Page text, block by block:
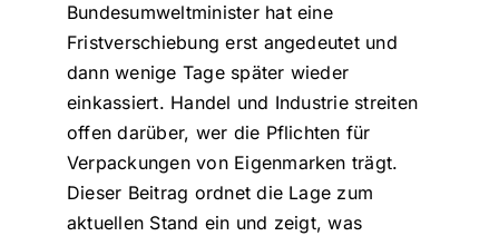
Bundesumweltminister hat eine
Fristverschiebung erst angedeutet und
dann wenige Tage später wieder
einkassiert. Handel und Industrie streiten
offen darüber, wer die Pflichten für
Verpackungen von Eigenmarken trägt.
Dieser Beitrag ordnet die Lage zum
aktuellen Stand ein und zeigt, was